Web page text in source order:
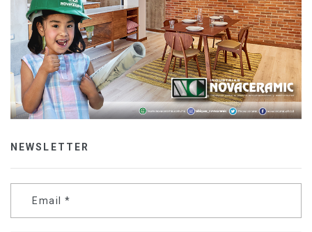
NEWSLETTER
Email *